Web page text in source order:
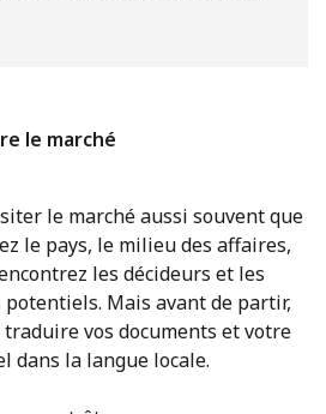
le marché
le marché aussi souvent que
le pays, le milieu des affaires,
les décideurs et les
potentiels. Mais avant de partir,
traduire vos documents et votre
dans la langue locale.